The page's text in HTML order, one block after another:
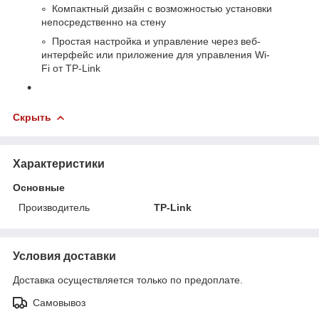
Компактный дизайн с возможностью установки
непосредственно на стену
Простая настройка и управление через веб-
интерфейс или приложение для управления Wi-
Fi от TP-Link
Скрыть
Характеристики
Основные
Производитель
TP-Link
Условия доставки
Доставка осуществляется только по предоплате.
Самовывоз